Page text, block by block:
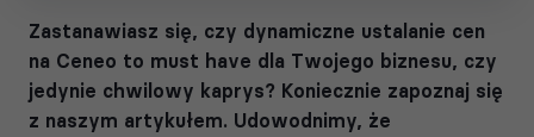
Zastanawiasz się, czy dynamiczne ustalanie cen
na Ceneo to must have dla Twojego biznesu, czy
jedynie chwilowy kaprys? Koniecznie zapoznaj się
z naszym artykułem. Udowodnimy, że